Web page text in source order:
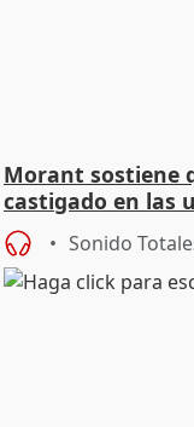
Morant sostiene
castigado en las
cambio"
Sonido